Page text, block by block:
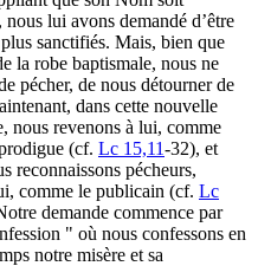
nous lui avons demandé d’être
sanctifiés. Mais, bien que
la robe baptismale, nous ne
pécher, de nous détourner de
dans cette nouvelle
nous revenons à lui, comme
(cf. Lc 15,11-32), et
reconnaissons pécheurs,
comme le publicain (cf. Lc
demande commence par
" où nous confessons en
notre misère et sa